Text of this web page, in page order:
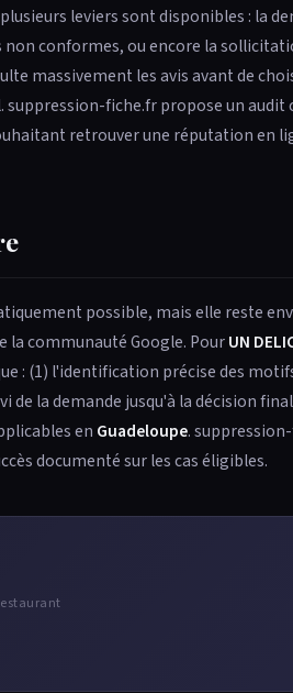
leviers sont disponibles : la
conformes, ou encore la
massivement les avis avant de
suppression-fiche.fr propose un
retrouver une réputation en
possible, mais elle reste
la communauté Google. PourUN
: (1) l'identification précise des
la demande jusqu'à la décision
en Guadeloupe.
documenté sur les cas éligibles.